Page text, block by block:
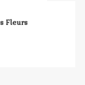
Fleurs